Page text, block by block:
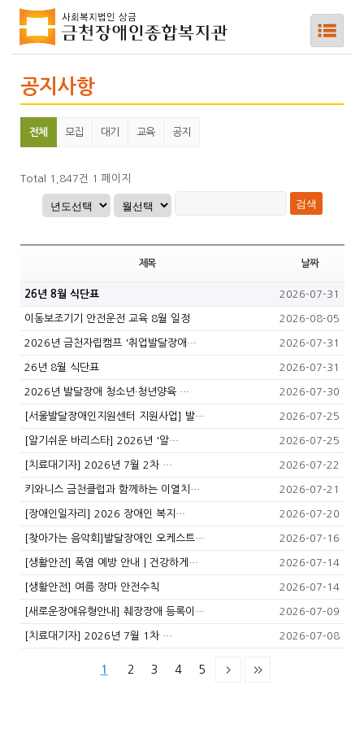
하위메뉴
하위메뉴
하위메뉴
하위메뉴
공지사항
전체 모집 대기 교육 공지
Total 1,847건 1 페이지
제목 날짜
26년 8월 식단표 2026-07-31
이동보조기기 안전운전 교육 8월 일정 2026-08-05
2026년 금천자립캠프 '취업발달장애… 2026-07-31
26년 8월 식단표 2026-07-31
2026년 발달장애 청소년·청년양육 … 2026-07-30
[서울발달장애인지원센터 지원사업] 발… 2026-07-25
[알기쉬운 바리스타] 2026년 '알… 2026-07-25
[치료대기자] 2026년 7월 2차 … 2026-07-22
키와니스 금천클럽과 함께하는 이열치… 2026-07-21
[장애인일자리] 2026 장애인 복지… 2026-07-20
[찾아가는 음악회]발달장애인 오케스트… 2026-07-16
[생활안전] 폭염 예방 안내｜건강하게… 2026-07-14
[생활안전] 여름 장마 안전수칙 2026-07-14
[새로운장애유형안내] 췌장장애 등록이… 2026-07-09
[치료대기자] 2026년 7월 1차 … 2026-07-08
1 2 3 4 5